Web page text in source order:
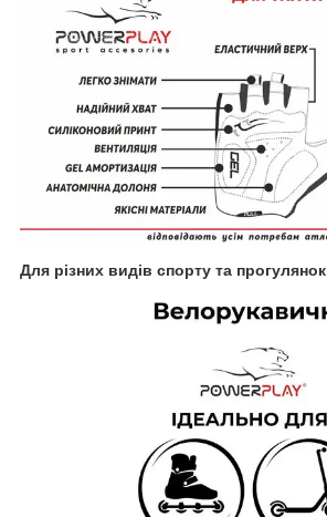
Для різних видів спорту та прогулянок